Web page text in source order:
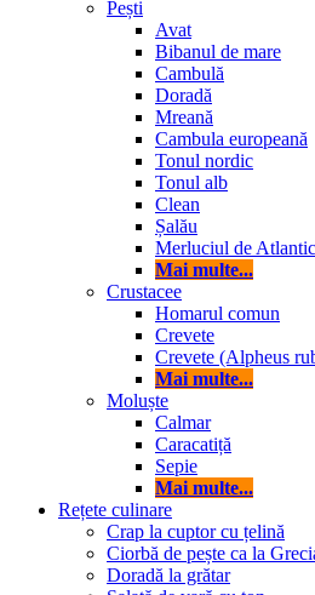
Pești
Avat
Bibanul de mare
Cambulă
Doradă
Mreană
Cambula europeană
Tonul nordic
Tonul alb
Clean
Șalău
Merluciul de Atlantic
Mai multe...
Crustacee
Homarul comun
Crevete
Crevete (Alpheus
Mai multe...
Moluște
Calmar
Caracatiță
Sepie
Mai multe...
Rețete culinare
Crap la cuptor cu țelină
Ciorbă de pește ca la
Doradă la grătar